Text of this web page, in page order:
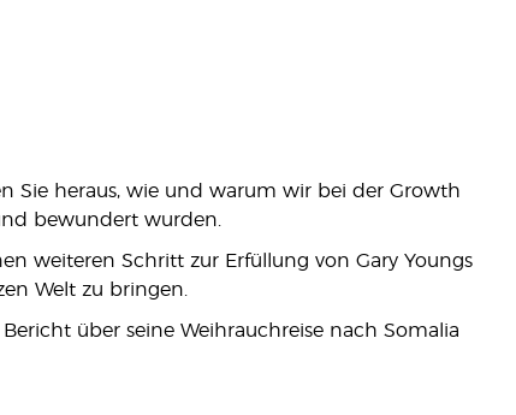
Sie heraus, wie und warum wir bei der Growth
bewundert wurden.
weiteren Schritt zur Erfüllung von Gary Youngs
Welt zu bringen.
über seine Weihrauchreise nach Somalia